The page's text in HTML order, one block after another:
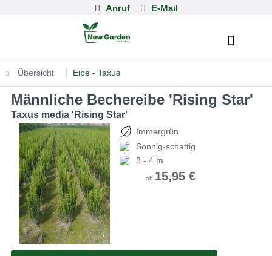
Anruf
Übersicht Eibe - Taxus
männliche Bechereibe 'Rising Star'
Taxus media 'Rising Star'
Immergrün
Sonnig-schattig
3 - 4 m
ab 15,95 €